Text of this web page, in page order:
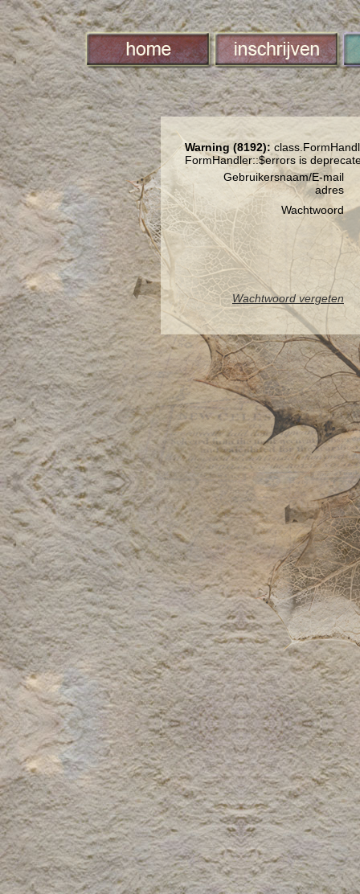
Warning (8192):
FormHandler::$errors is
Gebruikersnaam/E-mail
adres
Wachtwoord
Wachtwoord vergeten